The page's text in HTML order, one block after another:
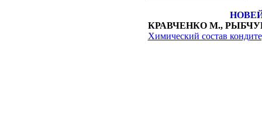
КРАВЧЕНКО М.,
Химический состав